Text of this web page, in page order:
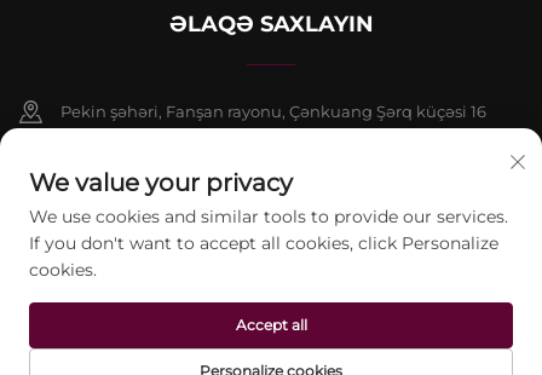
ƏLAQƏ SAXLAYIN
Pekin şəhəri, Fanşan rayonu, Çənkuang Şərq küçəsi 16
+86-13911459627
[email protected]
© 2026 Pekin Jontelaser Texnologiya Şirkəti Məhdud Məsuliyyətli
Cəmiyyəti. Bütün hüquqlar qorunur. Gizlilik Siyasəti
We value your privacy
We use cookies and similar tools to provide our services.
If you don't want to accept all cookies, click Personalize
cookies.
Personalize cookies
Accept all